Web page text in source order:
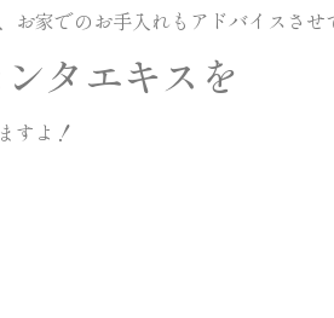
お家でのお手入れもアドバイスさせ
タエキスを
すよ！